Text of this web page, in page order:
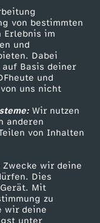
von bestimmten
Erlebnis im
und
Dabei
Basis deiner
und
uns nicht
Wir nutzen
anderen
von Inhalten
wir deine
Dies
Mit
zu
wir deine
unter